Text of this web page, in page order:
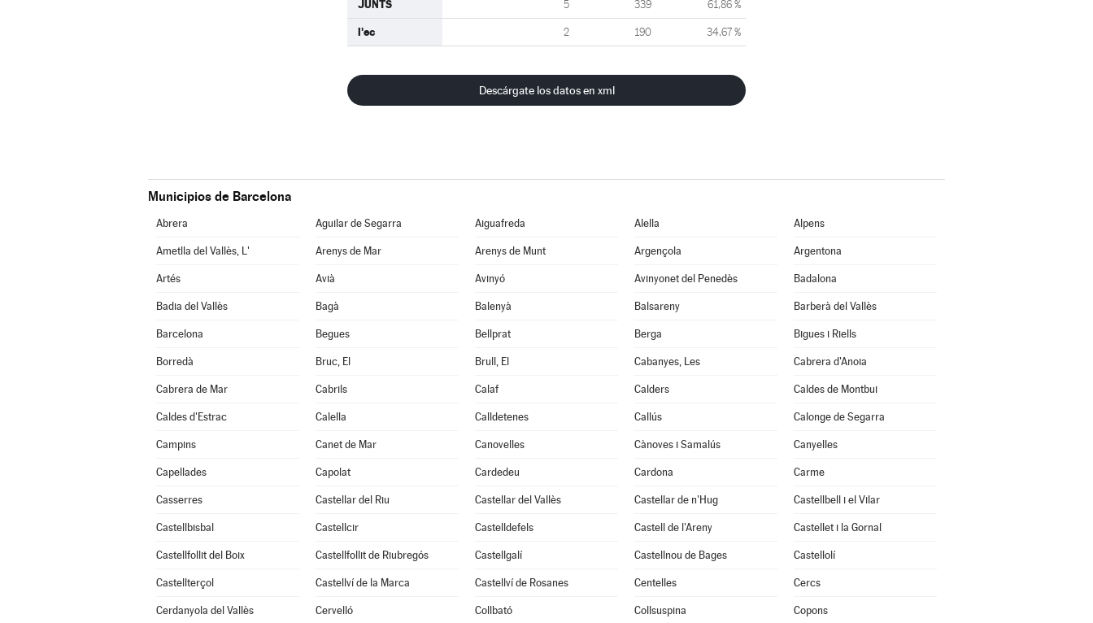
JUNTS 5 339 61,86 %
l'ec 2 190 34,67 %
Descárgate los datos en xml
Municipios de Barcelona
Abrera Aguilar de Segarra Aiguafreda Alella Alpens
Ametlla del Vallès, L' Arenys de Mar Arenys de Munt Argençola Argentona
Artés Avià Avinyó Avinyonet del Penedès Badalona
Badia del Vallès Bagà Balenyà Balsareny Barberà del Vallès
Barcelona Begues Bellprat Berga Bigues i Riells
Borredà Bruc, El Brull, El Cabanyes, Les Cabrera d'Anoia
Cabrera de Mar Cabrils Calaf Calders Caldes de Montbui
Caldes d'Estrac Calella Calldetenes Callús Calonge de Segarra
Campins Canet de Mar Canovelles Cànoves i Samalús Canyelles
Capellades Capolat Cardedeu Cardona Carme
Casserres Castellar del Riu Castellar del Vallès Castellar de n'Hug Castellbell i el Vilar
Castellbisbal Castellcir Castelldefels Castell de l'Areny Castellet i la Gornal
Castellfollit del Boix Castellfollit de Riubregós Castellgalí Castellnou de Bages Castellolí
Castellterçol Castellví de la Marca Castellví de Rosanes Centelles Cercs
Cerdanyola del Vallès Cervelló Collbató Collsuspina Copons